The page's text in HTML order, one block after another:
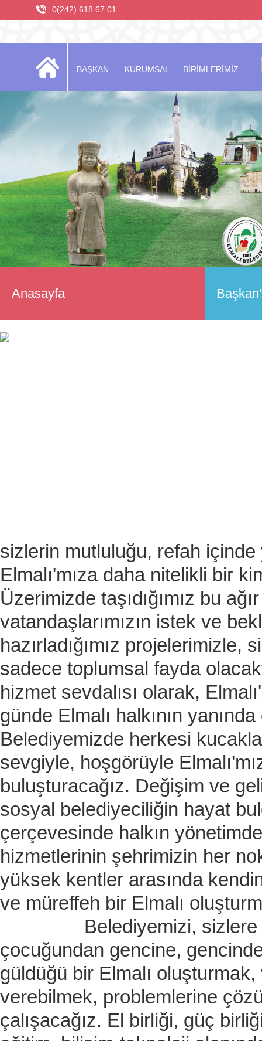
0(242) 618 67 01
BAŞKAN KURUMSAL BİRİMLERİMİZ
Anasayfa
sizlerin mutluluğu, refah
Elmalı'mıza daha nitelikli bir
Üzerimizde taşıdığımız bu
vatandaşlarımızın istek ve
hazırladığımız projelerimizle,
sadece toplumsal fayda
hizmet sevdalısı olarak,
günde Elmalı halkının
Belediyemizde herkesi
sevgiyle, hoşgörüyle
buluşturacağız. Değişim ve
sosyal belediyeciliğin hayat
çerçevesinde halkın
hizmetlerinin şehrimizin her
yüksek kentler arasında
ve müreffeh bir Elmalı
Belediyemizi, sizlere
çocuğundan gencine,
güldüğü bir Elmalı
verebilmek, problemlerine
çalışacağız. El birliği, güç